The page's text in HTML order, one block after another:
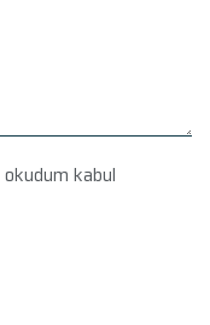
okudum kabul